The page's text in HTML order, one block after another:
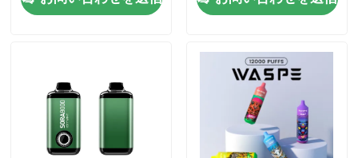
ビデオ
私達について